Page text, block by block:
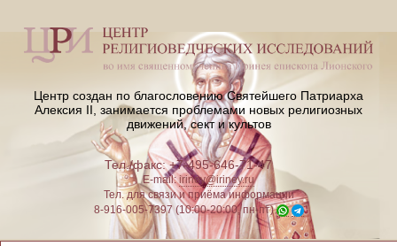
Центр создан по благословению Святейшего Патриарха
Алексия II, занимается проблемами новых религиозных
движений, сект и культов
Тел./факс: +7-495-646-71-47
E-mail:iriney@iriney.ru
Тел. для связи и приёма информации
8-916-005-7397 (10:00-20:00, пн-пт)